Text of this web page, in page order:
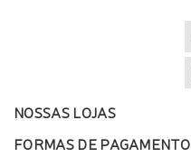
NOSSAS LOJAS
FORMAS DE PAGAMENTO